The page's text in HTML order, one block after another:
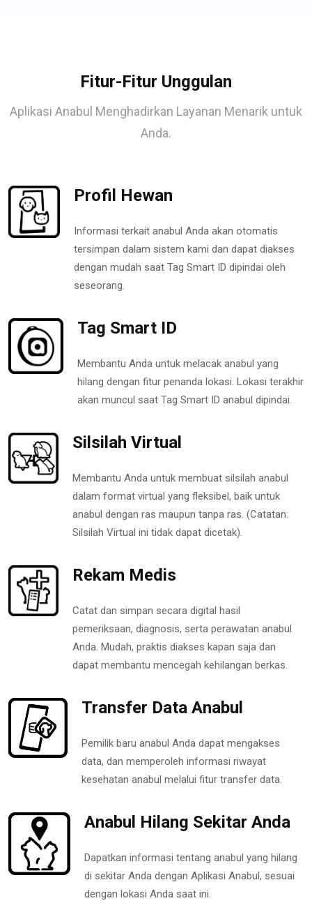
Fitur-Fitur Unggulan
Aplikasi Anabul Menghadirkan Layanan Menarik untuk
Anda.
Profil Hewan
Informasi terkait anabul Anda akan otomatis
tersimpan dalam sistem kami dan dapat diakses
dengan mudah saat Tag Smart ID dipindai oleh
seseorang.
Tag Smart ID
Membantu Anda untuk melacak anabul yang
hilang dengan fitur penanda lokasi. Lokasi terakhir
akan muncul saat Tag Smart ID anabul dipindai.
Silsilah Virtual
Membantu Anda untuk membuat silsilah anabul
dalam format virtual yang fleksibel, baik untuk
anabul dengan ras maupun tanpa ras. (Catatan:
Silsilah Virtual ini tidak dapat dicetak).
Rekam Medis
Catat dan simpan secara digital hasil
pemeriksaan, diagnosis, serta perawatan anabul
Anda. Mudah, praktis diakses kapan saja dan
dapat membantu mencegah kehilangan berkas.
Transfer Data Anabul
Pemilik baru anabul Anda dapat mengakses
data, dan memperoleh informasi riwayat
kesehatan anabul melalui fitur transfer data.
Anabul Hilang Sekitar Anda
Dapatkan informasi tentang anabul yang hilang
di sekitar Anda dengan Aplikasi Anabul, sesuai
dengan lokasi Anda saat ini.